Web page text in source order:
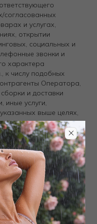
согласованных
и услугах,
открытии
социальных и
звонки и
характера
к числу подобных
Оператора,
и доставки
иные услуги,
выше целях,
власти в случаях,
в т.ч., но не
(ИНН 7725772399)
с ООО «КС
оказание
Сервис Экспресс»;